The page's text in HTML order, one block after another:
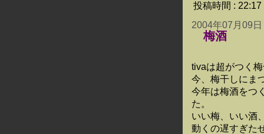
投稿時間 :
2004年07月09日
梅酒
tivaは超がつく
今、梅干しにま
今年は梅酒をつ
た。
いい梅、いい酒
動くの遅すぎた